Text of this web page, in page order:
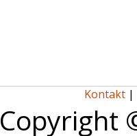
Kontakt |
Copyright